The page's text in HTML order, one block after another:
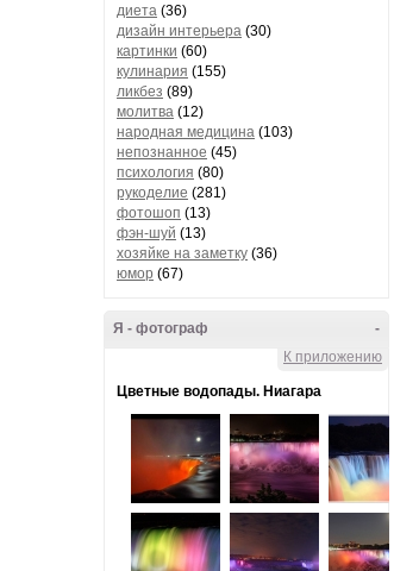
диета (36)
дизайн интерьера (30)
картинки (60)
кулинария (155)
ликбез (89)
молитва (12)
народная медицина (103)
непознанное (45)
психология (80)
рукоделие (281)
фотошоп (13)
фэн-шуй (13)
хозяйке на заметку (36)
юмор (67)
-
Я - фотограф
К приложению
Цветные водопады. Ниагара